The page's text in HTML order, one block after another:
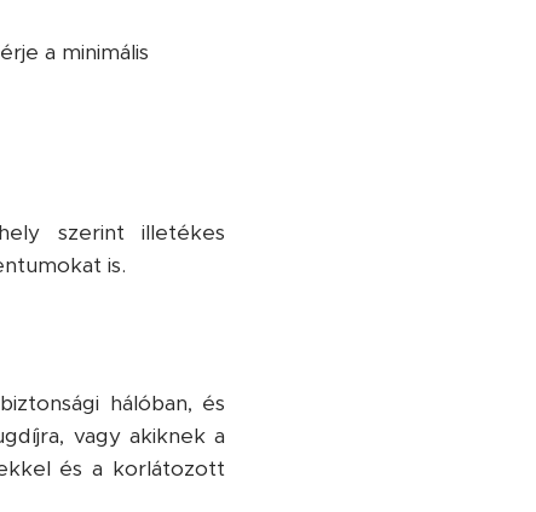
a minimális
szerint illetékes
is.
hálóban, és
vagy akiknek a
és a korlátozott